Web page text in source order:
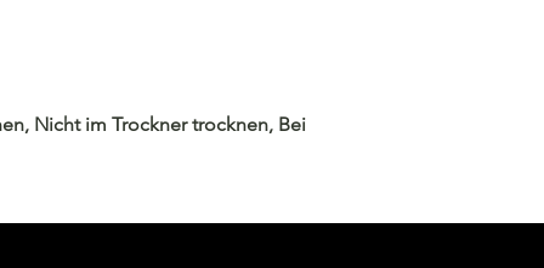
Nicht im Trockner trocknen, Bei